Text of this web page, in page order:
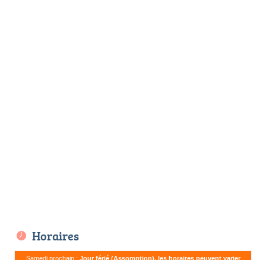
Horaires
Samedi prochain : Jour férié (Assomption), les horaires peuvent varier